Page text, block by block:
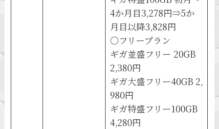
4か月目3,278円⇒5か
月目以降3,828円
〇フリープラン
ギガ並盛フリー 20GB
2,380円
ギガ大盛フリー40GB 2,
980円
ギガ特盛フリー100GB
4,280円